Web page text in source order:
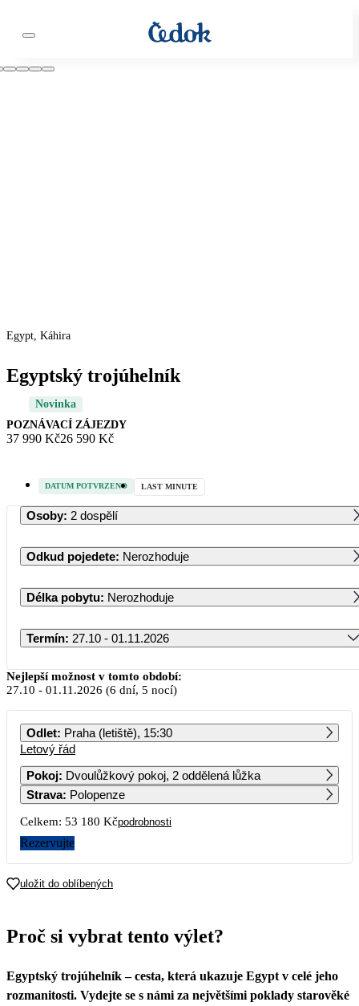
Egypt, Káhira
Egyptský trojúhelník
Novinka
POZNÁVACÍ ZÁJEZDY
37 990 Kč26 590 Kč
DATUM POTVRZENO LAST MINUTE
Osoby: 2 dospělí
Odkud pojedete: Nerozhoduje
Délka pobytu: Nerozhoduje
Termín: 27.10 - 01.11.2026
Říjen 2026
PO ÚT ST ČT PÁ SO NE
5
19
26 590
Nejlepší možnost v tomto období:
27.10 - 01.11.2026 (6 dní, 5 nocí)
Odlet: Praha (letiště), 15:30
Letový řád
Pokoj: Dvoulůžkový pokoj, 2 oddělená lůžka
Strava: Polopenze
Celkem: 53 180 Kčpodrobnosti
Rezervujte
uložit do oblíbených
Proč si vybrat tento výlet?
Egyptský trojúhelník – cesta, která ukazuje Egypt v celé jeho
rozmanitosti. Vydejte se s námi za největšími poklady starověké